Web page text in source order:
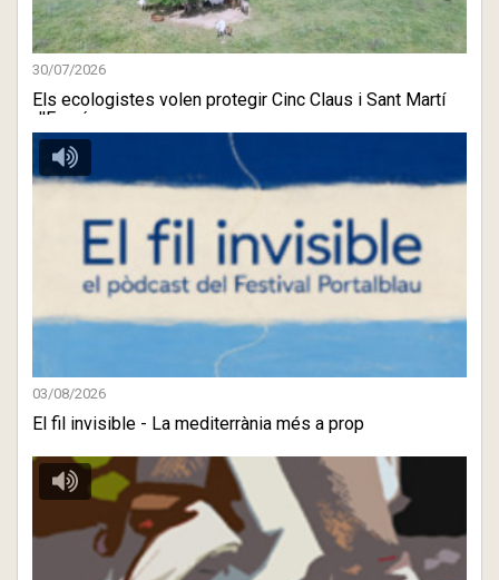
30/07/2026
Els ecologistes volen protegir Cinc Claus i Sant Martí
d'Empú ...
03/08/2026
El fil invisible - La mediterrània més a prop